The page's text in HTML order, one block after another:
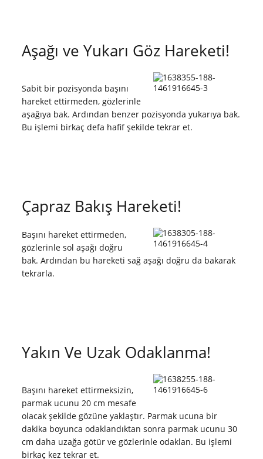
Aşağı ve Yukarı Göz Hareketi!
Sabit bir pozisyonda başını
hareket ettirmeden, gözlerinle
aşağıya bak. Ardından benzer pozisyonda yukarıya bak.
Bu işlemi birkaç defa hafif şekilde tekrar et.
Çapraz Bakış Hareketi!
Başını hareket ettirmeden,
gözlerinle sol aşağı doğru
bak. Ardından bu hareketi sağ aşağı doğru da bakarak
tekrarla.
Yakın Ve Uzak Odaklanma!
Başını hareket ettirmeksizin,
parmak ucunu 20 cm mesafe
olacak şekilde gözüne yaklaştır. Parmak ucuna bir
dakika boyunca odaklandıktan sonra parmak ucunu 30
cm daha uzağa götür ve gözlerinle odaklan. Bu işlemi
birkaç kez tekrar et.